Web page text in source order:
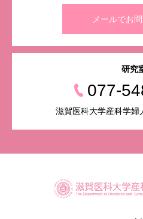
メールでお
研究
077-
滋賀医科大学産科学婦